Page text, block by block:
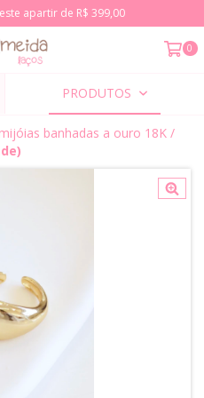
apartir de R$ 399,00
0
PRODUTOS
banhadas a ouro 18K /